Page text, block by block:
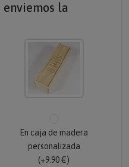
enviemos la
En caja de madera
personalizada
(+9.90 €)